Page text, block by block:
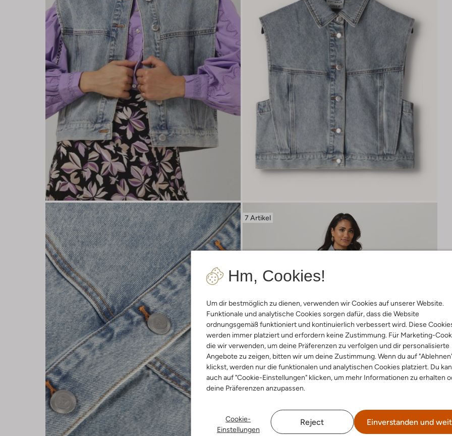
Hm, Cookies!
Um dir bestmöglich zu dienen, verwenden wir Cookies auf unserer Website.
Funktionale und analytische Cookies sorgen dafür, dass die Website
ordnungsgemäß funktioniert und kontinuierlich verbessert wird. Diese
werden immer platziert und erfordern keine Zustimmung. Für Marketing-
die wir verwenden, um deine Präferenzen zu verfolgen und dir personalisierte
Angebote zu zeigen, bitten wir um deine Zustimmung. Wenn du auf
klickst, werden nur die funktionalen und analytischen Cookies platziert. Du
auch auf "Cookie-Einstellungen" klicken, um mehr Informationen zu erhalten
deine Präferenzen anzupassen.
Cookie-
Einstellungen
Reject Einverstanden und
7 Artikel